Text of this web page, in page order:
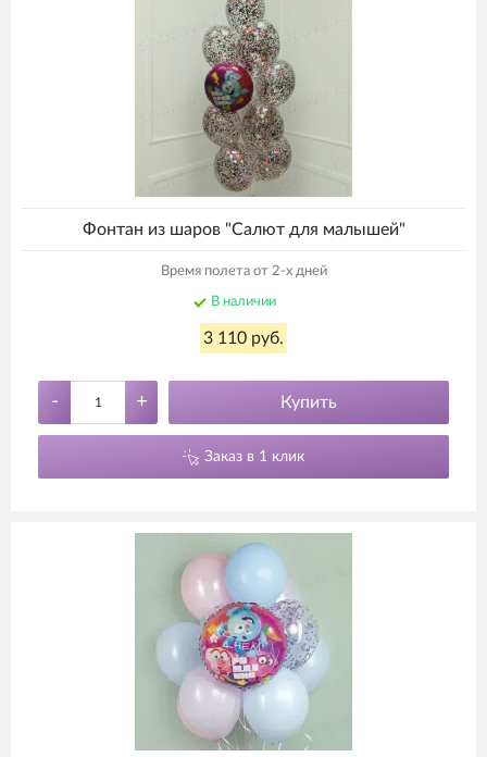
Фонтан из шаров "Салют для малышей"
Время полета от 2-х дней
В наличии
3 110 руб.
- + Купить
Заказ в 1 клик